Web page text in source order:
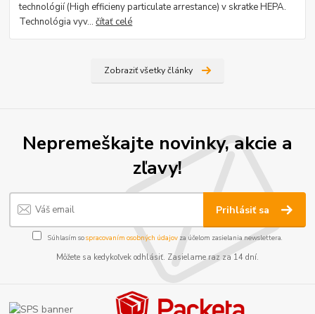
technológií (High efficieny particulate arrestance) v skratke HEPA.
Technológia vyv...čítať celé
Zobraziť všetky články
Nepremeškajte novinky, akcie a
zľavy!
Prihlásiť sa
Súhlasím sospracovaním osobných údajov za účelom zasielania newslettera.
Môžete sa kedykoľvek odhlásiť. Zasielame raz za 14 dní.